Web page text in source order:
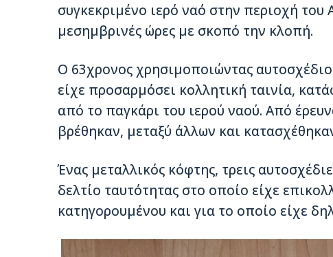
συγκεκριμένο ιερό ναό στην περιοχή του
μεσημβρινές ώρες με σκοπό την κλοπή.
Ο 63χρονος χρησιμοποιώντας
είχε προσαρμόσει κολλητική ταινία,
από το παγκάρι του ιερού ναού. Από
βρέθηκαν, μεταξύ άλλων και
Ένας μεταλλικός κόφτης, τρεις
δελτίο ταυτότητας στο οποίο είχε
κατηγορουμένου και για το οποίο είχε